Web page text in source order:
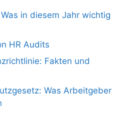
in diesem Jahr wichtig
HR Audits
Fakten und
Was Arbeitgeber